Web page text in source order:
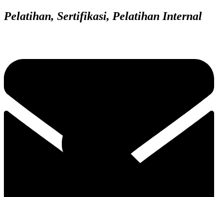
Pelatihan, Sertifikasi, Pelatihan Internal